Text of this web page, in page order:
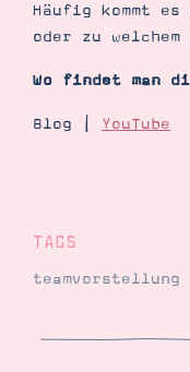
Häufig kommt
oder zu
Wo findet man
Blog | YouTube
TAGS
teamvorstellung